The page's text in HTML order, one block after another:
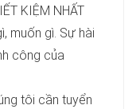
KIỆM NHẤT
muốn gì. Sự hài
công của
tôi cần tuyển